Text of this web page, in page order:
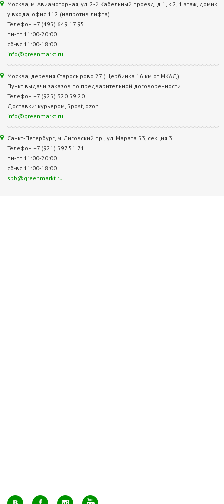
Москва, м. Авиамоторная, ул. 2‑й Кабельный проезд, д.1, к.2, 1 этаж, домик
у входа, офис 112 (напротив лифта)
Телефон +7 (495) 649 17 95
пн-пт 11:00-20:00
сб-вс 11:00-18:00
info@greenmarkt.ru
Москва, деревня Старосырово 27 (Щербинка 16 км от МКАД)
Пункт выдачи заказов по предварительной договоренности.
Телефон +7 (925) 320 59 20
Доставки: курьером, 5post, ozon.
info@greenmarkt.ru
Санкт-Петербург, м. Лиговский пр., ул. Марата 53, секция 3
Телефон +7 (921) 597 51 71
пн-пт 11:00-20:00
сб-вс 11:00-18:00
spb@greenmarkt.ru